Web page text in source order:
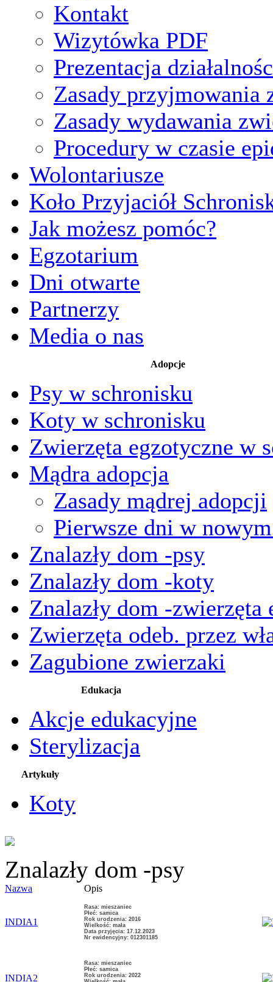
Kontakt
Wizytówka PDF
Prezentacja
Zasady przyjmowania
Zasady wydawania
Procedury w czasie
Wolontariusze
Koło Przyjaciół
Jak możesz pomóc?
Egzotarium
Dni otwarte
Partnerzy
Media o nas
Adopcje
Psy w schronisku
Koty w schronisku
Zwierzęta egzotyczne w
Mądra adopcja
Zasady mądrej adopcji
Pierwsze dni w
Znalazły dom -psy
Znalazły dom -koty
Znalazły dom -zwierzęta
Zwierzęta odeb. przez
Zagubione zwierzaki
Edukacja
Akcje edukacyjne
Sterylizacja
Artykuły
Koty
Znalazły dom -psy
Nazwa Opis
INDIA1
Rasa: mieszaniec
Płeć: samica
Rok urodzenia: 2016
Wielkość: mała
Data przyjęcia: 17.12.2023
Nr ewidencyjny: 012301185
INDIA2
Rasa: mieszaniec
Płeć: samica
Rok urodzenia: 2022